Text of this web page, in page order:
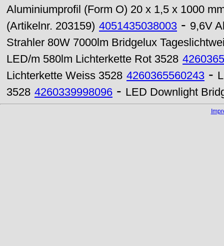
Aluminiumprofil (Form O) 20 x 1,5 x 1000
(Artikelnr. 203159) 4051435038003 - 9,6V
Strahler 80W 7000lm Bridgelux
LED/m 580lm Lichterkette Rot 3528
Lichterkette Weiss 3528 4260365560243 -
3528 4260339998096 - LED Downlight